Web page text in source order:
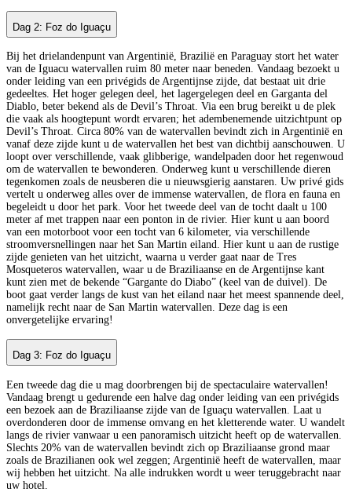
Dag 2: Foz do Iguaçu
Bij het drielandenpunt van Argentinië, Brazilië en Paraguay stort het water
van de Iguacu watervallen ruim 80 meter naar beneden. Vandaag bezoekt u
onder leiding van een privégids de Argentijnse zijde, dat bestaat uit drie
gedeeltes. Het hoger gelegen deel, het lagergelegen deel en Garganta del
Diablo, beter bekend als de Devil’s Throat. Via een brug bereikt u de plek
die vaak als hoogtepunt wordt ervaren; het adembenemende uitzichtpunt op
Devil’s Throat. Circa 80% van de watervallen bevindt zich in Argentinië en
vanaf deze zijde kunt u de watervallen het best van dichtbij aanschouwen. U
loopt over verschillende, vaak glibberige, wandelpaden door het regenwoud
om de watervallen te bewonderen. Onderweg kunt u verschillende dieren
tegenkomen zoals de neusberen die u nieuwsgierig aanstaren. Uw privé gids
vertelt u onderweg alles over de immense watervallen, de flora en fauna en
begeleidt u door het park. Voor het tweede deel van de tocht daalt u 100
meter af met trappen naar een ponton in de rivier. Hier kunt u aan boord
van een motorboot voor een tocht van 6 kilometer, via verschillende
stroomversnellingen naar het San Martin eiland. Hier kunt u aan de rustige
zijde genieten van het uitzicht, waarna u verder gaat naar de Tres
Mosqueteros watervallen, waar u de Braziliaanse en de Argentijnse kant
kunt zien met de bekende “Gargante do Diabo” (keel van de duivel). De
boot gaat verder langs de kust van het eiland naar het meest spannende deel,
namelijk recht naar de San Martin watervallen. Deze dag is een
onvergetelijke ervaring!
Dag 3: Foz do Iguaçu
Een tweede dag die u mag doorbrengen bij de spectaculaire watervallen!
Vandaag brengt u gedurende een halve dag onder leiding van een privégids
een bezoek aan de Braziliaanse zijde van de Iguaçu watervallen. Laat u
overdonderen door de immense omvang en het kletterende water. U wandelt
langs de rivier vanwaar u een panoramisch uitzicht heeft op de watervallen.
Slechts 20% van de watervallen bevindt zich op Braziliaanse grond maar
zoals de Brazilianen ook wel zeggen; Argentinië heeft de watervallen, maar
wij hebben het uitzicht. Na alle indrukken wordt u weer teruggebracht naar
uw hotel.